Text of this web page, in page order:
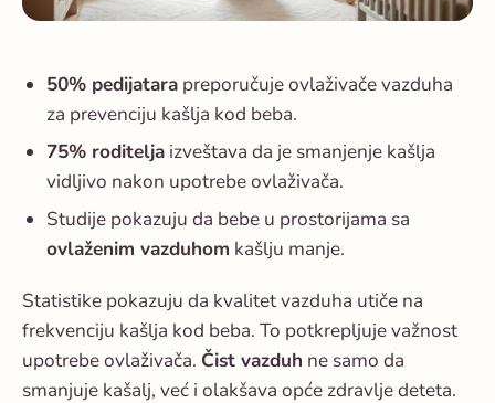
50% pedijatara preporučuje ovlaživače vazduha
za prevenciju kašlja kod beba.
75% roditelja izveštava da je smanjenje kašlja
vidljivo nakon upotrebe ovlaživača.
Studije pokazuju da bebe u prostorijama sa
ovlaženim vazduhom kašlju manje.
Statistike pokazuju da kvalitet vazduha utiče na
frekvenciju kašlja kod beba. To potkrepljuje važnost
upotrebe ovlaživača. Čist vazduh ne samo da
smanjuje kašalj, već i olakšava opće zdravlje deteta.